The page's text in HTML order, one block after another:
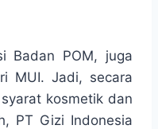
Badan POM, juga
MUI. Jadi, secara
kosmetik dan
PT Gizi Indonesia